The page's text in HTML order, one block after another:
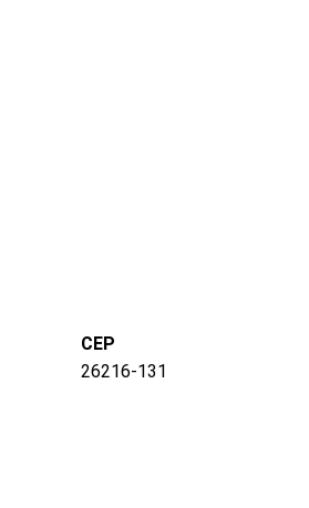
CEP
26216-131